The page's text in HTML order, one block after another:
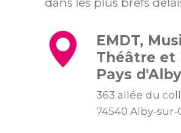
EMDT,
Théâtre et
Pays d'Alby
363 allée du
74540 Alby-sur-